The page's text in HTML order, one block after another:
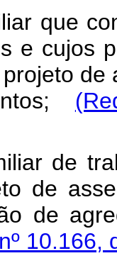
que
e cujos
de
de
de
10.166,